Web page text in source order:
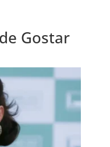
Gostar